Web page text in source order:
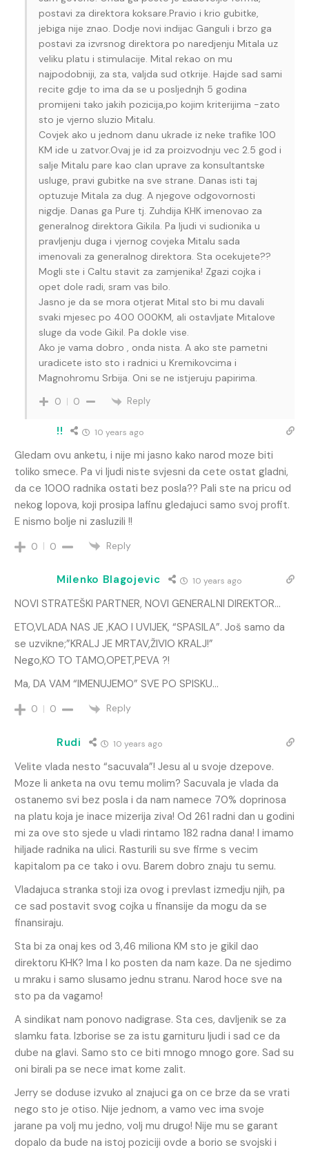
postavi za direktora koksare.Pravio i krio gubitke,
jebiga nije znao. Dodje novi indijac Ganguli i brzo ga
postavi za izvrsnog direktora po naredjenju Mitala uz
veliku platu i stimulacije. Mital rekao on mu
najpodobniji, za sta, valjda sud otkrije. Hajde sad sami
recite gdje to ima da se u posljednjh 5 godina
promijeni tako jakih pozicija,po kojim kriterijima -zato
sto je vjerno sluzio Mitalu.
Covjek ako u jednom danu ukrade iz neke trafike 100
KM ide u zatvor.Ovaj je id za proizvodnju vec 2.5 god i
salje Mitalu pare kao clan uprave za konsultantske
usluge, pravi gubitke na sve strane. Danas isti taj
optuzuje Mitala za dug. A njegove odgovornosti
nigdje. Danas ga Pure tj. Zuhdija KHK imenovao za
generalnog direktora Gikila. Pa ljudi vi sudionika u
pravljenju duga i vjernog covjeka Mitalu sada
imenovali za generalnog direktora. Sta ocekujete??
Mogli ste i Caltu stavit za zamjenika! Zgazi cojka i
opet dole radi, sram vas bilo.
Jasno je da se mora otjerat Mital sto bi mu davali
svaki mjesec po 400 000KM, ali ostavljate Mitalove
sluge da vode Gikil. Pa dokle vise.
Ako je vama dobro , onda nista. A ako ste pametni
uradicete isto sto i radnici u Kremikovcima i
Magnohromu Srbija. Oni se ne istjeruju papirima.
0 0 Reply
!! 10 years ago
Gledam ovu anketu, i nije mi jasno kako narod moze biti
toliko smece. Pa vi ljudi niste svjesni da cete ostat gladni,
da ce 1000 radnika ostati bez posla?? Pali ste na pricu od
nekog lopova, koji prosipa lafinu gledajuci samo svoj profit.
E nismo bolje ni zasluzili !!
0 0 Reply
Milenko Blagojevic 10 years ago
NOVI STRATEŠKI PARTNER, NOVI GENERALNI DIREKTOR…
ETO,VLADA NAS JE ,KAO I UVIJEK, “SPASILA”. Još samo da
se uzvikne;”KRALJ JE MRTAV,ŽIVIO KRALJ!”
Nego,KO TO TAMO,OPET,PEVA ?!
Ma, DA VAM “IMENUJEMO” SVE PO SPISKU…
0 0 Reply
Rudi 10 years ago
Velite vlada nesto “sacuvala”! Jesu al u svoje dzepove.
Moze li anketa na ovu temu molim? Sacuvala je vlada da
ostanemo svi bez posla i da nam namece 70% doprinosa
na platu koja je inace mizerija ziva! Od 261 radni dan u godini
mi za ove sto sjede u vladi rintamo 182 radna dana! I imamo
hiljade radnika na ulici. Rasturili su sve firme s vecim
kapitalom pa ce tako i ovu. Barem dobro znaju tu semu.
Vladajuca stranka stoji iza ovog i prevlast izmedju njih, pa
ce sad postavit svog cojka u finansije da mogu da se
finansiraju.
Sta bi za onaj kes od 3,46 miliona KM sto je gikil dao
direktoru KHK? Ima l ko posten da nam kaze. Da ne sjedimo
u mraku i samo slusamo jednu stranu. Narod hoce sve na
sto pa da vagamo!
A sindikat nam ponovo nadigrase. Sta ces, davljenik se za
slamku fata. Izborise se za istu garnituru ljudi i sad ce da
dube na glavi. Samo sto ce biti mnogo mnogo gore. Sad su
oni birali pa se nece imat kome zalit.
Jerry se doduse izvuko al znajuci ga on ce brze da se vrati
nego sto je otiso. Nije jednom, a vamo vec ima svoje
jarane pa volj mu jedno, volj mu drugo! Nije mu se garant
dopalo da bude na istoj poziciji ovde a borio se svojski i